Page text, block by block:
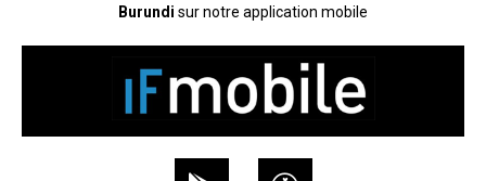
Burundi sur notre application mobile